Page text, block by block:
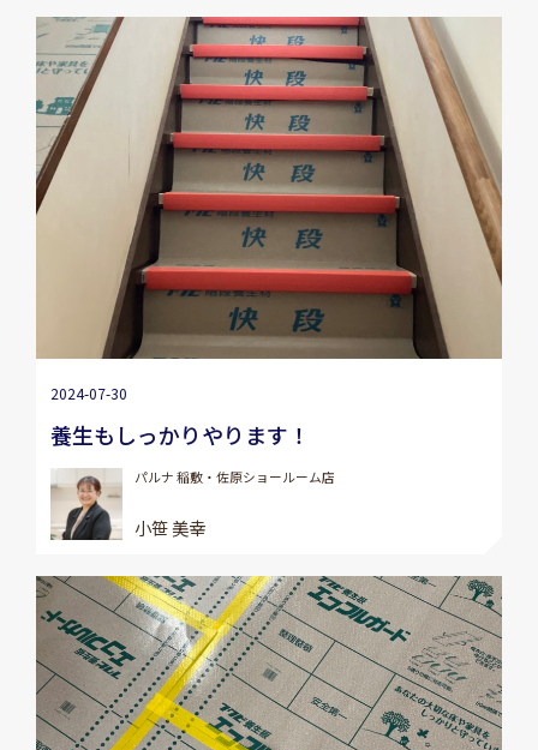
2024-07-30
養生もしっかりやります！
パルナ 稲敷・佐原ショールーム店
小笹 美幸